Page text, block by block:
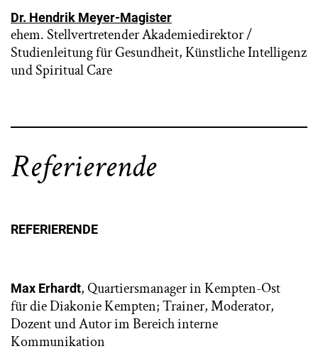
Dr. Hendrik Meyer-Magister
ehem. Stellvertretender Akademiedirektor /
Studienleitung für Gesundheit, Künstliche Intelligenz
und Spiritual Care
Referierende
REFERIERENDE
Max Erhardt, Quartiersmanager in Kempten-Ost
für die Diakonie Kempten; Trainer, Moderator,
Dozent und Autor im Bereich interne
Kommunikation